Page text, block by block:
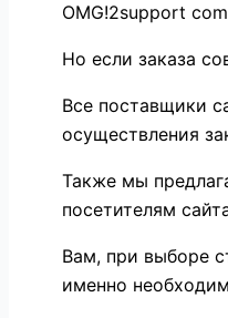
OMG!2support
Но если заказа
Все поставщики
осуществления
Также мы
посетителям
Вам, при выборе
именно